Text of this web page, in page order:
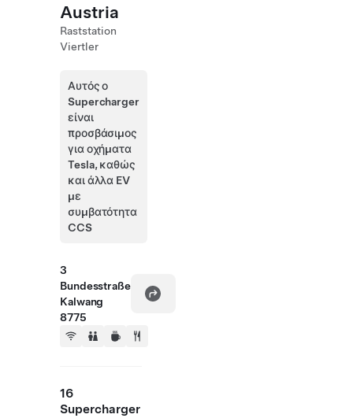
Austria
Raststation
Viertler
Αυτός ο
Supercharger
είναι
προσβάσιμος
για οχήματα
Tesla, καθώς
και άλλα EV
με
συμβατότητα
CCS
3
Bundesstraße
Kalwang
8775
16
Supercharger